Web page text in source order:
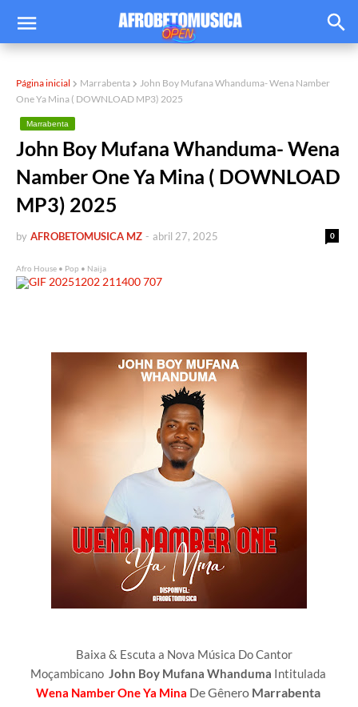
Página inicial Marrabenta
John Boy Mufana Whanduma- Wena Namber
One Ya Mina ( DOWNLOAD MP3) 2025
Marrabenta
John Boy Mufana Whanduma- Wena
Namber One Ya Mina ( DOWNLOAD
MP3) 2025
by AFROBETOMUSICA MZ 0
- abril 27, 2025
Afro House • Pop • Naija
Baixa & Escuta a Nova Música Do Cantor
Moçambicano John Boy Mufana Whanduma Intitulada
Wena Namber One Ya Mina De GêneroMarrabenta